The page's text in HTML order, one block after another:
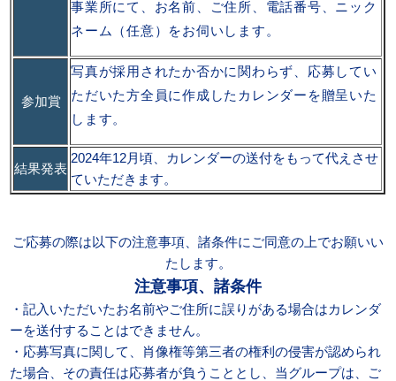
事業所にて、お名前、ご住所、電話番号、ニック
ネーム（任意）をお伺いします。
参加賞
写真が採用されたか否かに関わらず、応募してい
ただいた方全員に作成したカレンダーを贈呈いた
します。
結果発表
2024年12月頃、カレンダーの送付をもって代えさせ
ていただきます。
ご応募の際は以下の注意事項、諸条件にご同意の上でお願いい
たします。
注意事項、諸条件
・記入いただいたお名前やご住所に誤りがある場合はカレンダ
ーを送付することはできません。
・応募写真に関して、肖像権等第三者の権利の侵害が認められ
た場合、その責任は応募者が負うこととし、当グループは、ご